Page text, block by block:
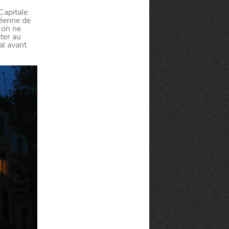
de
ne
au
avant